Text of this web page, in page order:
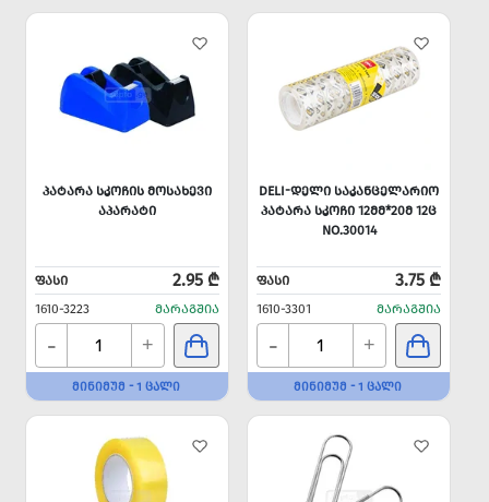
ᲞᲐᲢᲐᲠᲐ ᲡᲙᲝᲩᲘᲡ ᲛᲝᲡᲐᲮᲔᲕᲘ
ᲐᲞᲐᲠᲐᲢᲘ
ᲤᲐᲡᲘ 2.95 ₾
1610-3223 ᲛᲐᲠᲐᲒᲨᲘᲐ
- +
ᲛᲘᲜᲘᲛᲣᲛ - 1 ᲪᲐᲚᲘ
DELI-ᲓᲔᲚᲘ ᲡᲐᲙᲐᲜᲪᲔᲚᲐᲠᲘᲝ
ᲞᲐᲢᲐᲠᲐ ᲡᲙᲝᲩᲘ 12ᲛᲛ*20Მ 12Ც
NO.30014
ᲤᲐᲡᲘ 3.75 ₾
1610-3301 ᲛᲐᲠᲐᲒᲨᲘᲐ
- +
ᲛᲘᲜᲘᲛᲣᲛ - 1 ᲪᲐᲚᲘ